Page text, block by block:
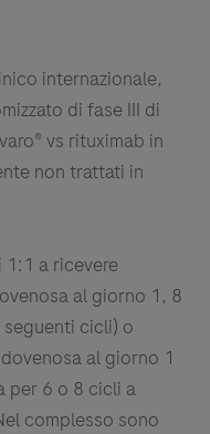
internazionale,
di fase III di
vs rituximab in
non trattati in
1:1 a ricevere
al giorno 1, 8
cicli) o
al giorno 1
per 6 o 8 cicli a
complesso sono